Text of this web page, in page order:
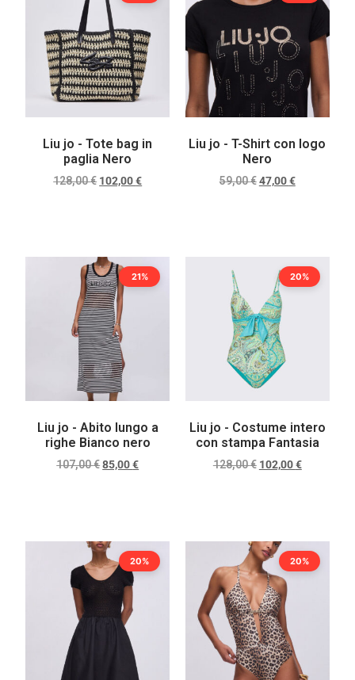
Liu jo - Tote bag in
paglia Nero
128,00€ 102,00€
Liu jo - T-Shirt con logo
Nero
59,00€ 47,00€
21%
Liu jo - Abito lungo a
righe Bianco nero
107,00€85,00€
20%
Liu jo - Costume intero
con stampa Fantasia
128,00€ 102,00€
20% 20%